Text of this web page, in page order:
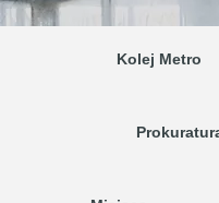
Kolej Metro